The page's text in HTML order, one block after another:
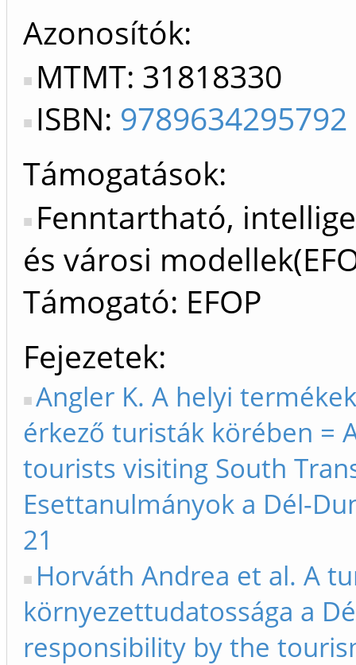
Azonosítók
MTMT: 31818330
ISBN: 9789634295792
Támogatások:
Fenntartható,
és városi
Támogató: EFOP
Fejezetek
Angler K. A helyi
érkező turisták körében =
tourists visiting South
Esettanulmányok a Dél-
21
Horváth Andrea et al. A
környezettudatossága a
responsibility by the